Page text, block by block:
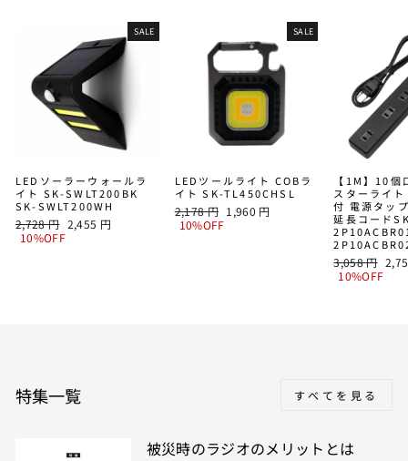
SALE
LEDソーラーウォールラ
イト SK-SWLT200BK
SK-SWLT200WH
通
常
2,728 円 SALE
2,455 円
10%OFF
SALE
LEDツールライト COBラ
イト SK-TL450CHSL
通
常
2,178 円 SALE
1,960 円
10%OFF
【1M】10個
スターライ
付 電源タッ
延長コード
通
常
3,058 円
10%OFF
特集一覧 すべてを見る
被災時のラジオのメリットとは